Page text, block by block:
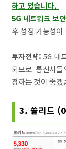
하고 있습니다.
5G 네트워크 보
후 성장 가능성이
투자전략: 5G 네
되므로, 통신사들
정하는 것이 좋겠
3. 쏠리드